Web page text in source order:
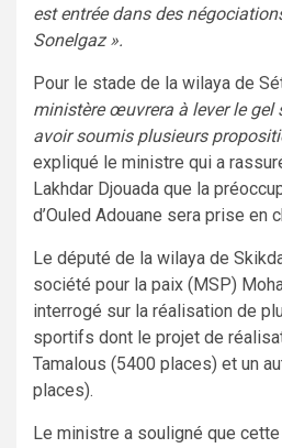
est entrée dans des
Sonelgaz ».
Pour le stade de la wilaya de
ministère œuvrera à lever le gel
avoir soumis plusieurs
expliqué le ministre qui a
Lakhdar Djouada que la
d’Ouled Adouane sera prise en
Le député de la wilaya de
société pour la paix (MSP)
interrogé sur la réalisation de
sportifs dont le projet de
Tamalous (5400 places) et un
places).
Le ministre a souligné que